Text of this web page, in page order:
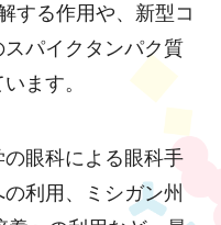
する作用や、新型コ
パイクタンパク質
ます。
眼科による眼科手
利用、ミシガン州